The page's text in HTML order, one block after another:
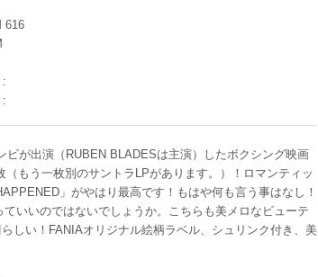
616
:
:
が出演（RUBEN BLADESは主演）したボクシング映画
もう一枚別のサントラLPがあります。）！ロマンティッ
」がやはり最高です！もはや何も言う事はなし！
いいのではないでしょうか。こちらも美メロなビューテ
しい！FANIAオリジナル絵柄ラベル、シュリンク付き、美